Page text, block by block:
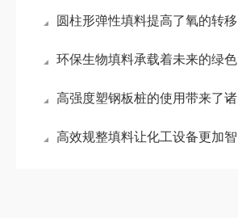
圆柱形弹性填料提高了氧的转移率与充氧动力效率
环保生物填料承载着未来的绿色希望
高强度塑钢板桩的使用带来了诸多好处
高效规整填料让化工设备更加智能化和节能化